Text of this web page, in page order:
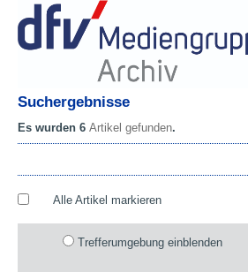
Suchergebnisse
Es wurden 6 Artikel gefunden.
Alle Artikel markieren
Trefferumgebung einblenden